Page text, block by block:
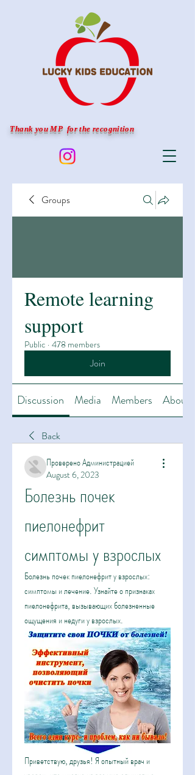
Thank you MP for the recognition
Groups
Remote learning
support
Public · 478 members
Join
Discussion Media Members About
Back
Проверено Администрацией
August 6, 2023
Болезнь почек
пиелонефрит
симптомы у взрослых
Болезнь почек пиелонефрит у взрослых:
симптомы и лечение. Узнайте о признаках
пиелонефрита, вызывающих болезненные
ощущения и недуги у взрослых.
Приветствую, друзья! Я опытный врач и